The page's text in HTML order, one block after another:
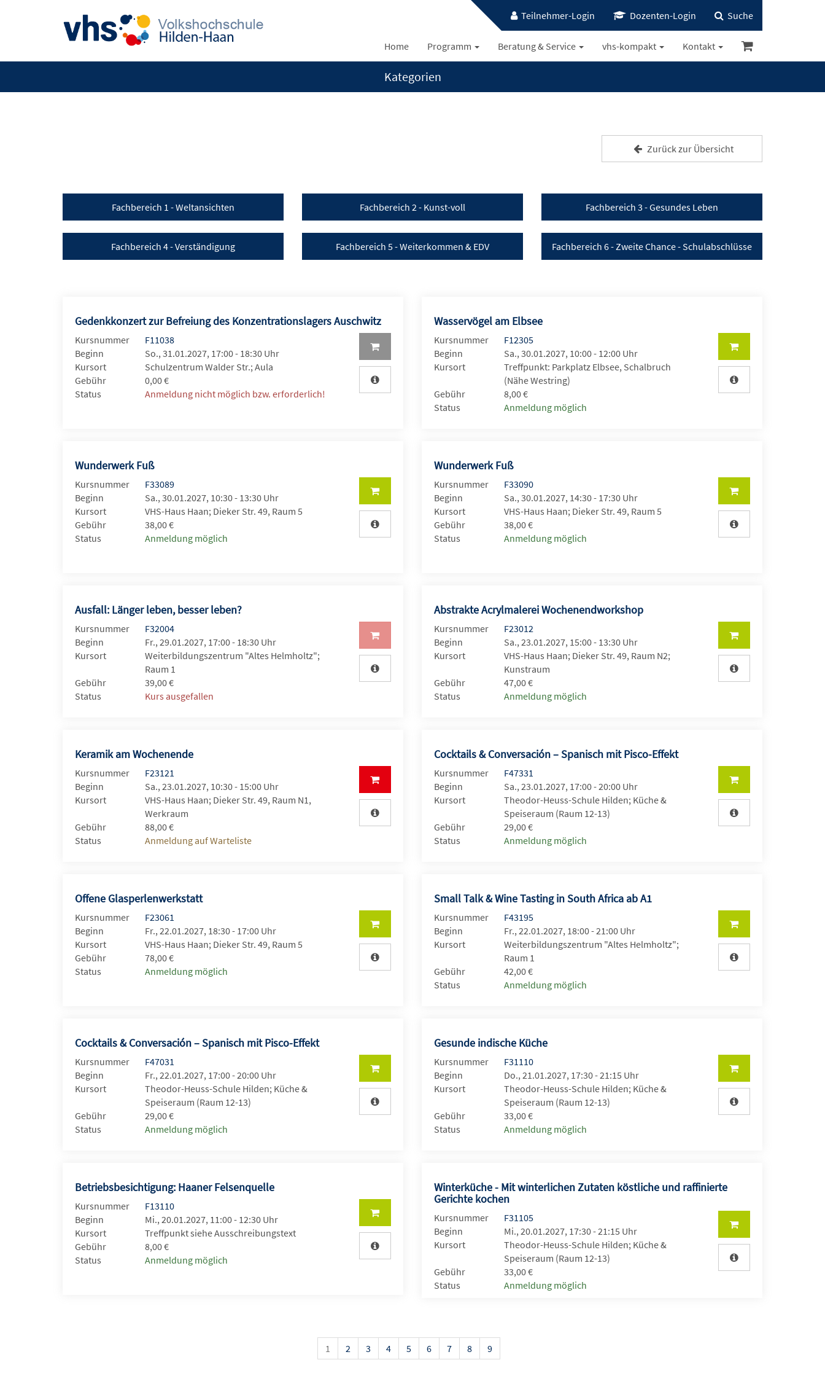
Teilnehmer-Login Dozenten-Login Suche
Home Programm Beratung & Service vhs-kompakt Kontakt
Kategorien
Zurück zur Übersicht
Fachbereich 1 - Weltansichten Fachbereich 2 - Kunst-voll Fachbereich 3 - Gesundes Leben
Fachbereich 4 - Verständigung Fachbereich 5 - Weiterkommen & EDV Fachbereich 6 - Zweite Chance - Schulabschlüsse
Gedenkkonzert zur Befreiung des Konzentrationslagers Auschwitz
Kursnummer
F11038
Beginn
So., 31.01.2027, 17:00 - 18:30 Uhr
Kursort
Schulzentrum Walder Str.; Aula
Gebühr
0,00 €
Status
Anmeldung nicht möglich bzw. erforderlich!
Wasservögel am Elbsee
Kursnummer
F12305
Beginn
Sa., 30.01.2027, 10:00 - 12:00 Uhr
Kursort
Treffpunkt: Parkplatz Elbsee, Schalbruch
(Nähe Westring)
Gebühr
8,00 €
Status
Anmeldung möglich
Wunderwerk Fuß
Kursnummer
F33089
Beginn
Sa., 30.01.2027, 10:30 - 13:30 Uhr
Kursort
VHS-Haus Haan; Dieker Str. 49, Raum 5
Gebühr
38,00 €
Status
Anmeldung möglich
Wunderwerk Fuß
Kursnummer
F33090
Beginn
Sa., 30.01.2027, 14:30 - 17:30 Uhr
Kursort
VHS-Haus Haan; Dieker Str. 49, Raum 5
Gebühr
38,00 €
Status
Anmeldung möglich
Ausfall: Länger leben, besser leben?
Kursnummer
F32004
Beginn
Fr., 29.01.2027, 17:00 - 18:30 Uhr
Kursort
Weiterbildungszentrum "Altes Helmholtz";
Raum 1
Gebühr
39,00 €
Status
Kurs ausgefallen
Abstrakte Acrylmalerei Wochenendworkshop
Kursnummer
F23012
Beginn
Sa., 23.01.2027, 15:00 - 13:30 Uhr
Kursort
VHS-Haus Haan; Dieker Str. 49, Raum N2;
Kunstraum
Gebühr
47,00 €
Status
Anmeldung möglich
Keramik am Wochenende
Kursnummer
F23121
Beginn
Sa., 23.01.2027, 10:30 - 15:00 Uhr
Kursort
VHS-Haus Haan; Dieker Str. 49, Raum N1,
Werkraum
Gebühr
88,00 €
Status
Anmeldung auf Warteliste
Cocktails & Conversación – Spanisch mit Pisco-Effekt
Kursnummer
F47331
Beginn
Sa., 23.01.2027, 17:00 - 20:00 Uhr
Kursort
Theodor-Heuss-Schule Hilden; Küche &
Speiseraum (Raum 12-13)
Gebühr
29,00 €
Status
Anmeldung möglich
Offene Glasperlenwerkstatt
Kursnummer
F23061
Beginn
Fr., 22.01.2027, 18:30 - 17:00 Uhr
Kursort
VHS-Haus Haan; Dieker Str. 49, Raum 5
Gebühr
78,00 €
Status
Anmeldung möglich
Small Talk & Wine Tasting in South Africa ab A1
Kursnummer
F43195
Beginn
Fr., 22.01.2027, 18:00 - 21:00 Uhr
Kursort
Weiterbildungszentrum "Altes Helmholtz";
Raum 1
Gebühr
42,00 €
Status
Anmeldung möglich
Cocktails & Conversación – Spanisch mit Pisco-Effekt
Kursnummer
F47031
Beginn
Fr., 22.01.2027, 17:00 - 20:00 Uhr
Kursort
Theodor-Heuss-Schule Hilden; Küche &
Speiseraum (Raum 12-13)
Gebühr
29,00 €
Status
Anmeldung möglich
Gesunde indische Küche
Kursnummer
F31110
Beginn
Do., 21.01.2027, 17:30 - 21:15 Uhr
Kursort
Theodor-Heuss-Schule Hilden; Küche &
Speiseraum (Raum 12-13)
Gebühr
33,00 €
Status
Anmeldung möglich
Betriebsbesichtigung: Haaner Felsenquelle
Kursnummer
F13110
Beginn
Mi., 20.01.2027, 11:00 - 12:30 Uhr
Kursort
Treffpunkt siehe Ausschreibungstext
Gebühr
8,00 €
Status
Anmeldung möglich
Winterküche - Mit winterlichen Zutaten köstliche und raffinierte
Gerichte kochen
Kursnummer
F31105
Beginn
Mi., 20.01.2027, 17:30 - 21:15 Uhr
Kursort
Theodor-Heuss-Schule Hilden; Küche &
Speiseraum (Raum 12-13)
Gebühr
33,00 €
Status
Anmeldung möglich
1 2 3 4 5 6 7 8 9